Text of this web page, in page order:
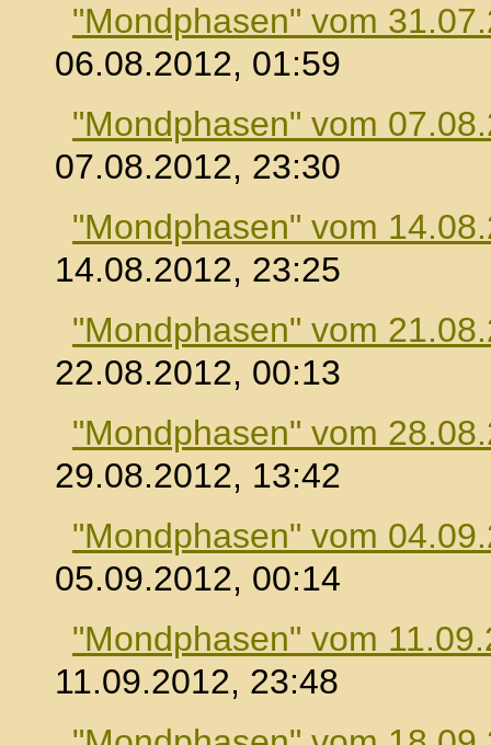
"Mondphasen" vom
06.08.2012, 01:59
"Mondphasen" vom
07.08.2012, 23:30
"Mondphasen" vom
14.08.2012, 23:25
"Mondphasen" vom
22.08.2012, 00:13
"Mondphasen" vom
29.08.2012, 13:42
"Mondphasen" vom
05.09.2012, 00:14
"Mondphasen" vom
11.09.2012, 23:48